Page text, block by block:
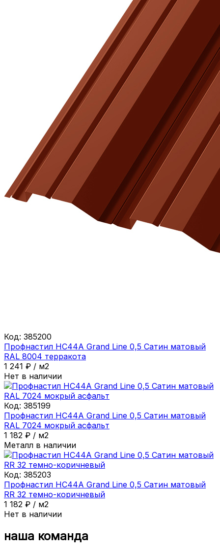
Код: 385200
Профнастил НС44A Grand Line 0,5 Сатин матовый
RAL 8004 терракота
1 241 ₽ / м2
Нет в наличии
Код: 385199
Профнастил НС44A Grand Line 0,5 Сатин матовый
RAL 7024 мокрый асфальт
1 182 ₽ / м2
Металл в наличии
Код: 385203
Профнастил НС44A Grand Line 0,5 Сатин матовый
RR 32 темно-коричневый
1 182 ₽ / м2
Нет в наличии
наша команда